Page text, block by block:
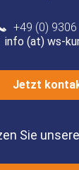
+49 (0)
info (at) ws-
Jetzt
Sie